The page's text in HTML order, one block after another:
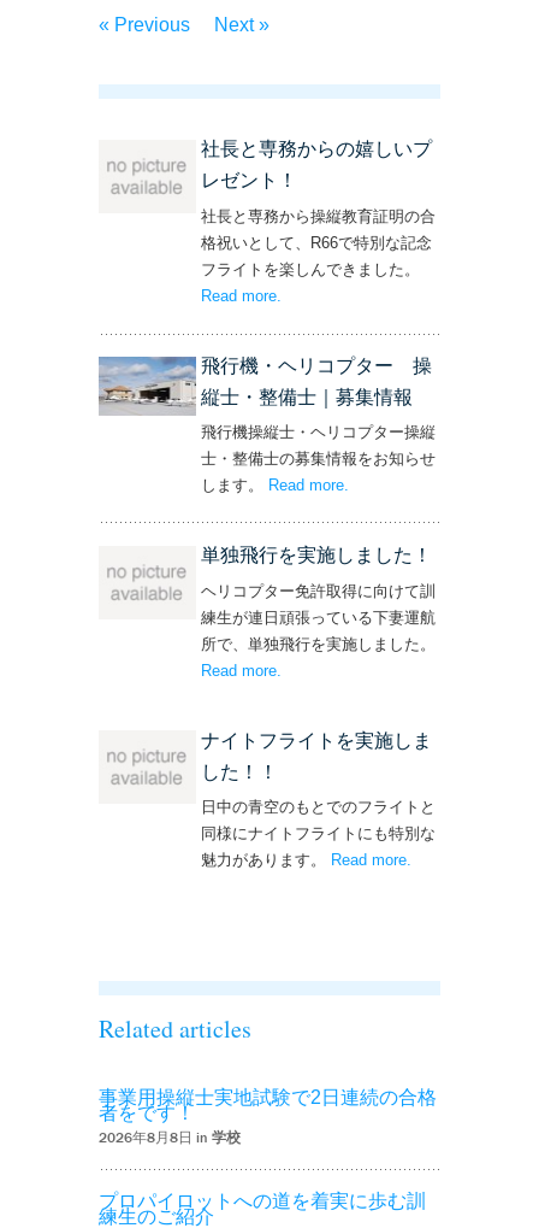
« Previous Next »
社長と専務からの嬉しいプ
レゼント！
社長と専務から操縦教育証明の合
格祝いとして、R66で特別な記念
フライトを楽しんできました。
Read more
飛行機・ヘリコプター 操
縦士・整備士｜募集情報
飛行機操縦士・ヘリコプター操縦
士・整備士の募集情報をお知らせ
します。
Read more– ‘飛行機・ヘリコプター
.
単独飛行を実施しました！
ヘリコプター免許取得に向けて訓
練生が連日頑張っている下妻運航
所で、単独飛行を実施しました。
Read more
ナイトフライトを実施しま
した！！
日中の青空のもとでのフライトと
同様にナイトフライトにも特別な
魅力があります。
Read more– ‘ナイトフライト
.
Related articles
事業用操縦士実地試験で2日連続の合格
者をです！
2026年8月8日 in 学校
プロパイロットへの道を着実に歩む訓
練生のご紹介